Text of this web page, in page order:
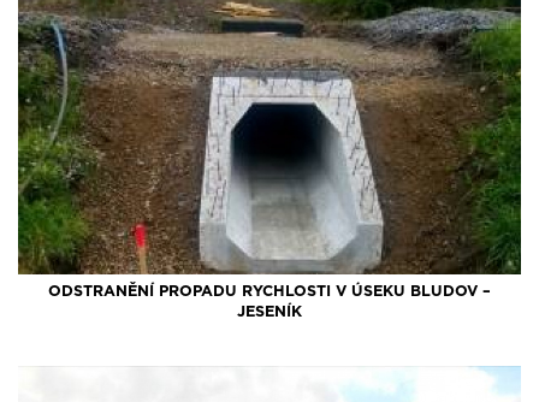
ODSTRANĚNÍ PROPADU RYCHLOSTI V ÚSEKU BLUDOV –
JESENÍK